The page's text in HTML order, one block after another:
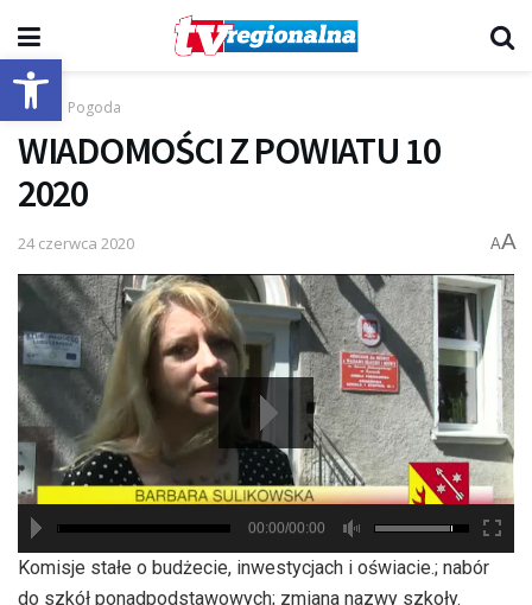
Otwórz pasek narzędzi
Start Pogoda
WIADOMOŚCI Z POWIATU 10
2020
24 czerwca 2020 AA
hd2880
hd2160
hd2160
hd1440
highres
hd1080
hd720
large
medium
small
tiny
00:00/00:00
Komisje stałe o budżecie, inwestycjach i oświacie.; nabór
do szkół ponadpodstawowych; zmiana nazwy szkoły.